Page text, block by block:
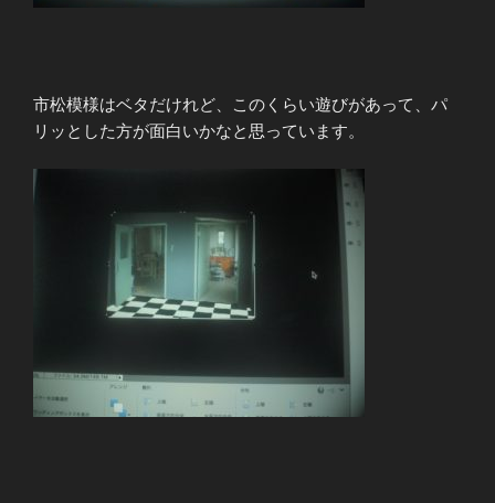
市松模様はベタだけれど、このくらい遊びがあって、パ
リッとした方が面白いかなと思っています。